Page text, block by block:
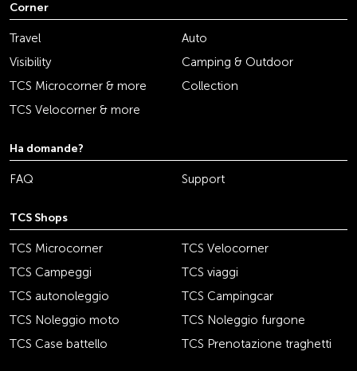
Corner
Travel
Auto
Visibility
Camping & Outdoor
TCS Microcorner & more
Collection
TCS Velocorner & more
Ha domande?
FAQ Support
TCS Shops
TCS Microcorner
TCS Velocorner
TCS Campeggi
TCS viaggi
TCS autonoleggio
TCS Campingcar
TCS Noleggio moto
TCS Noleggio furgone
TCS Case battello
TCS Prenotazione traghetti